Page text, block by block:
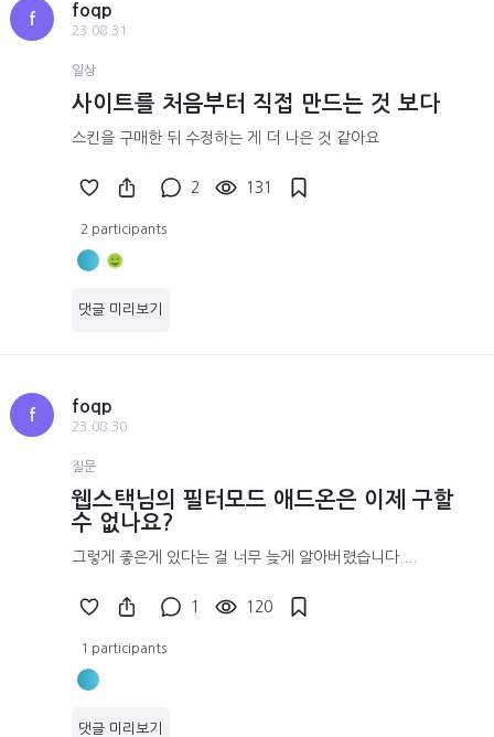
f
foqp
23.08.31
일상
사이트를 처음부터 직접 만드는 것 보다
스킨을 구매한 뒤 수정하는 게 더 나은 것 같아요
2 131
2 participants
댓글 미리보기
f
foqp
23.08.30
질문
웹스택님의 필터모드 애드온은 이제 구할
수 없나요?
그렇게 좋은게 있다는 걸 너무 늦게 알아버렸습니다....
1 120
1 participants
댓글 미리보기